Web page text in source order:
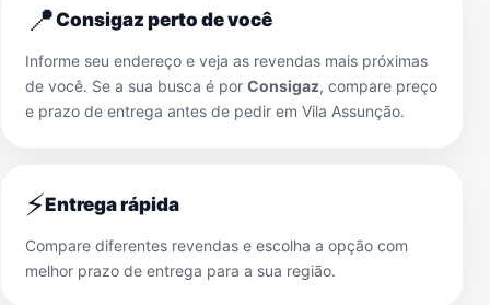
📍Consigaz perto de você
Informe seu endereço e veja as revendas mais próximas
de você. Se a sua busca é por Consigaz, compare preço
e prazo de entrega antes de pedir em Vila Assunção.
⚡Entrega rápida
Compare diferentes revendas e escolha a opção com
melhor prazo de entrega para a sua região.